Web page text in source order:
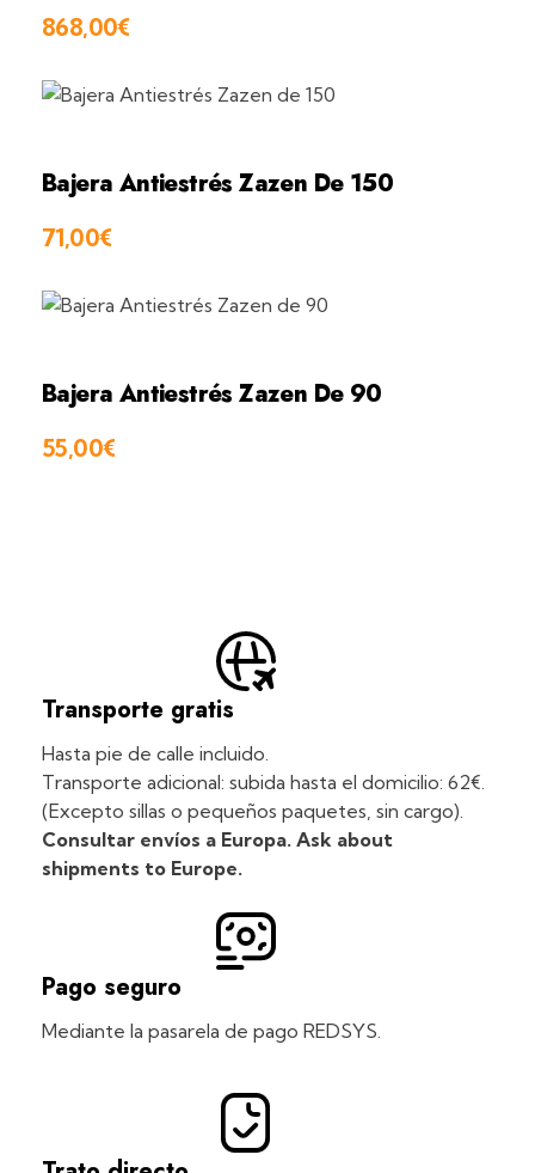
868,00€
Bajera Antiestrés Zazen De 150
71,00€
Bajera Antiestrés Zazen De 90
55,00€
Transporte gratis
Hasta pie de calle incluido.
Transporte adicional: subida hasta el domicilio: 62€.
(Excepto sillas o pequeños paquetes, sin cargo).
Consultar envíos a Europa. Ask about
shipments to Europe.
Pago seguro
Mediante la pasarela de pago REDSYS.